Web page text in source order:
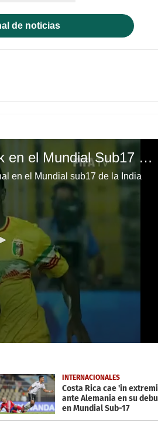
de noticias
Malí fue un vendaval ante Irak en el Mundial Sub17 de la India
en el Mundial sub17 de la India
INTERNACIONALES
Costa Rica cae 'in
ante Alemania en su
en Mundial Sub-17